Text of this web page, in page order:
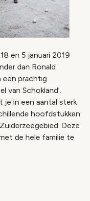
en 5 januari 2019
dan Ronald
een prachtig
van Schokland'.
je in een aantal sterk
hoofdstukken
Deze
de hele familie te